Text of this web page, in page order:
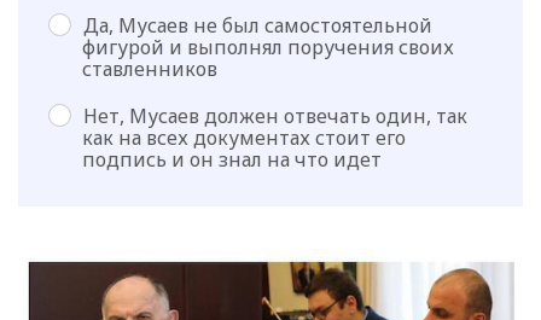
Да, Мусаев не был самостоятельной
фигурой и выполнял поручения своих
ставленников
Нет, Мусаев должен отвечать один, так
как на всех документах стоит его
подпись и он знал на что идет